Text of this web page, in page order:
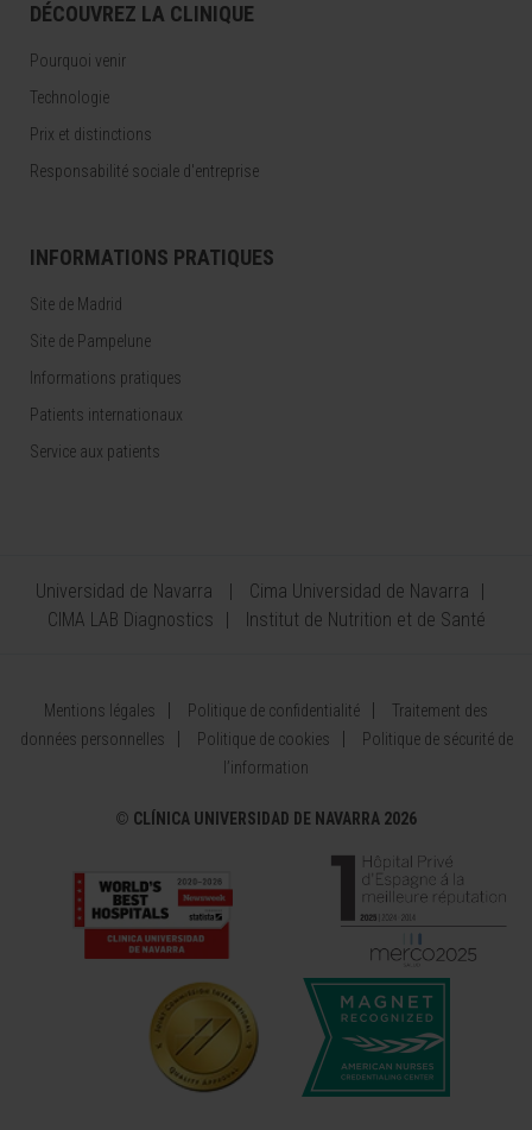
DÉCOUVREZ LA CLINIQUE
Pourquoi venir
Technologie
Prix et distinctions
Responsabilité sociale d'entreprise
INFORMATIONS PRATIQUES
Site de Madrid
Site de Pampelune
Informations pratiques
Patients internationaux
Service aux patients
Universidad de Navarra
Cima Universidad de Navarra
CIMA LAB Diagnostics
Institut de Nutrition et de Santé
Mentions légales Politique de confidentialité
Traitement des
données personnelles
Politique de cookies
Politique de sécurité de
l’information
© CLÍNICA UNIVERSIDAD DE NAVARRA 2026